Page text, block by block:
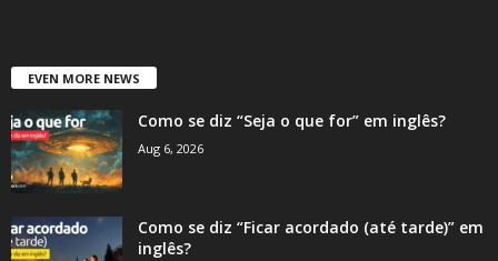
EVEN MORE NEWS
Como se diz “Seja o que for” em inglês?
Aug 6, 2026
Como se diz “Ficar acordado (até tarde)” em
inglês?